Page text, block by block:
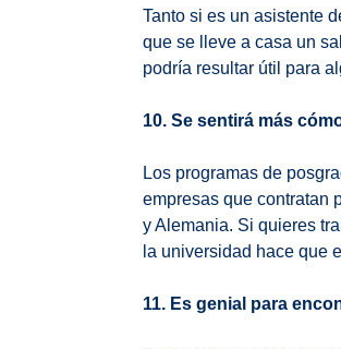
Tanto si es un asistente
que se lleve a casa un
podría resultar útil para
10. Se sentirá más
Los programas de
empresas que contratan
y Alemania. Si quieres
la universidad hace que
11. Es genial para